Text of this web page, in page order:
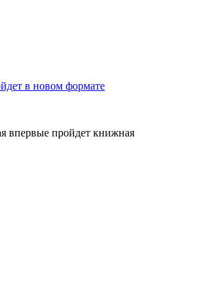
в новом формате
впервые пройдет книжная